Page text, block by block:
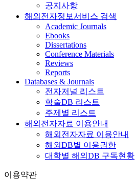
공지사항
해외전자정보서비스 검색
Academic Journals
Ebooks
Dissertations
Conference Materials
Reviews
Reports
Databases & Journals
전자저널 리스트
학술DB 리스트
주제별 리스트
해외전자자료 이용안내
해외전자자료 이용안내
해외DB별 이용권한
대학별 해외DB 구독현황
이용약관